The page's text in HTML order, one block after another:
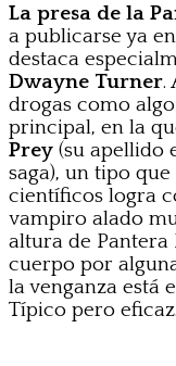
La presa de la
a publicarse ya
destaca
Dwayne Turner.
drogas como
principal, en la
Prey (su apellido
saga), un tipo
científicos logra
vampiro alado
altura de
cuerpo por
la venganza está
Típico pero eficaz.